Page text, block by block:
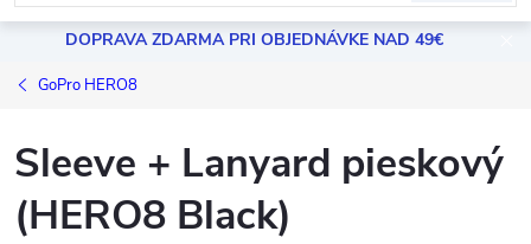
DOPRAVA ZDARMA PRI OBJEDNÁVKE NAD 49€
GoPro HERO8
Sleeve + Lanyard pieskový
(HERO8 Black)